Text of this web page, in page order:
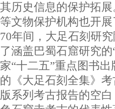
其历史信息的保护拓
等文物保护机构也开
70年间，大足石刻研
了涵盖巴蜀石窟研究
家“十二五”重点图书
的《大足石刻全集》
版系列考古报告的空